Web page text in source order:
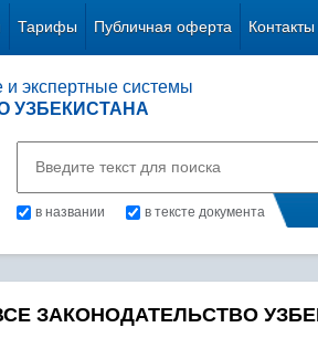
Тарифы Публичная оферта Контакты
экспертные системы
УЗБЕКИСТАНА
в названии в тексте документа
ЗАКОНОДАТЕЛЬСТВО